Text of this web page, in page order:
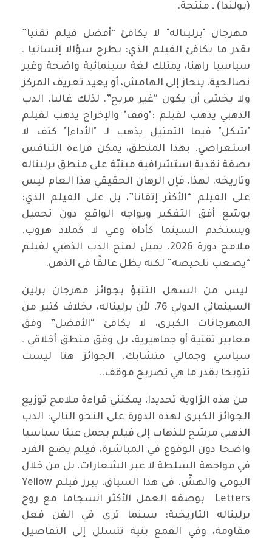
(بولندا) ـ منتجة.
مهرجان "برليناله" لا يكافئ “أفضل فيلم تقنيا”
بقدر ما يكافئ الفيلم الذي: يطرح سؤالا إنسانيا ـ
سياسيا راهنا، يمتلك لغة سينمائية واضحة وغير
تصالحية، ينحاز إلى الهامش، أو يعيد تعريف المركز
ولا يخشى أن يكون “غير مريح”. لذلك غالبا، الدب
الذهبي يذهب لفيلم :"وقف" والإخراج يذهب لفيلم
"شكل" فيما التمثيل يذهب لـ "الأداء|" كثف لا
استعراضي. بهذا المنطق، يمكن قراءة التنافس
بصفة نقدية استشرافية مبنيّة على منطق برليناله
وتاريخه. لهذا، فإن الرهان الحقيقي هذا العام ليس
على الفيلم “الأكثر إتقانا”، بل على الفيلم الذي:
يوسّع أفق التفكير ويواجه الواقع دون تجميل
ويستخدم السينما كأداة وعي لا كملاذ هروب.
ملامح دورة 2026. يميل لمنح الدب الذهبي لفيلم
“يصعب تلخيصه” لكنه يظل عالقًا في الذهن.
ليس من السهل التنبؤ بجوائز مهرجان برلين
السينمائي الدولي 76، لأن برليناله، بخلاف كثير من
المهرجانات الكبرى، لا يكافئ “الأفضل” وفق
معايير تقنية أو جماهيرية، بل وفق منطق أخلاقي ـ
سياسي وجمالي متشابك. الجوائز هنا ليست
تتويجا بقدر ما هي تصريح موقف..
من هذه الزاوية تحديدا، يمكنني قراءة ملامح توزيع
الجوائز الكبرى لهذه الدورة على النحو التالي: الدب
الذهبي مرشح للذهاب إلى فيلم يحمل عبئا سياسيا
واضحا دون الوقوع في المباشرة، فيلم يضع الفرد
في مواجهة السلطة لا عبر الشعارات، بل من خلال
اليومي والهشّ. في هذا السياق، يبرز فيلم Yellow
Letters بوصفه العمل الأكثر انسجاما مع روح
برليناله التاريخية: سينما ترى في الفن فعل
مقاومة، وفي القمع بنية تتسلل إلى التفاصيل